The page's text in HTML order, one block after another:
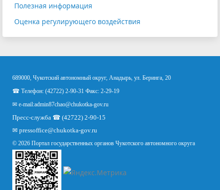
Полезная информация
Оценка регулирующего воздействия
689000, Чукотский автономный округ, Анадырь, ул. Беринга, 20
☎ Телефон: (42722) 2-90-31 Факс: 2-29-19
✉ e-mail:admin87chao@chukotka-gov.ru
Пресс-служба ☎ (42722) 2-90-15
✉ pressoffice@chukotka-gov.ru
© 2026 Портал государственных органов Чукотского автономного округа